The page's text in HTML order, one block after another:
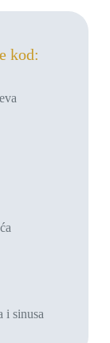
kod:
i sinusa